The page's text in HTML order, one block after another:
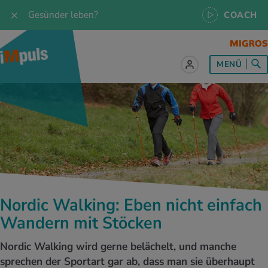
Gesünder leben? COACH
zum Thema Ernährung
Essen
zum Thema Bewegung
& Jogging
& Outdoor
Biken
zum Thema Entspannung
im Alltag
Life Balance
zum Thema Medizin
im Alltag
zum Thema Services
Test & Quizze
iMpuls
MENÜ
Nordic Walking: Eben nicht einfach
Wandern mit Stöcken
Nordic Walking wird gerne belächelt, und manche
sprechen der Sportart gar ab, dass man sie überhaupt